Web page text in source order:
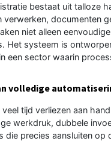
bestaat uit talloze
verwerken, documenten
niet alleen
Het systeem is
een sector waarin
volledige
tijd verliezen aan
werkdruk, dubbele
die precies aansluiten op